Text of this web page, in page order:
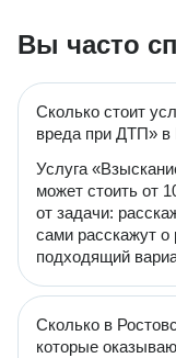
Вы часто
Сколько стоит
вреда при ДТП» в
Услуга
может стоить от
от задачи:
сами расскажут
подходящий
Сколько в
которые